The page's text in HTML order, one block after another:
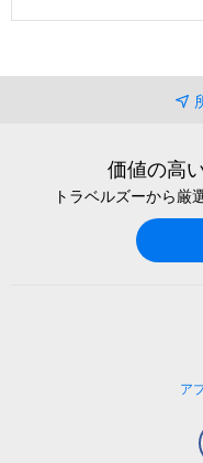
価値の高
トラベルズーから厳
ア